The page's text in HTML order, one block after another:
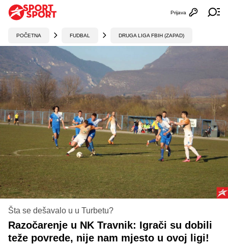
Otvori
Prijava
POČETNA FUDBAL DRUGA LIGA FBIH (ZAPAD)
Šta se dešavalo u u Turbetu?
Razočarenje u NK Travnik: Igrači su dobili
teže povrede, nije nam mjesto u ovoj ligi!